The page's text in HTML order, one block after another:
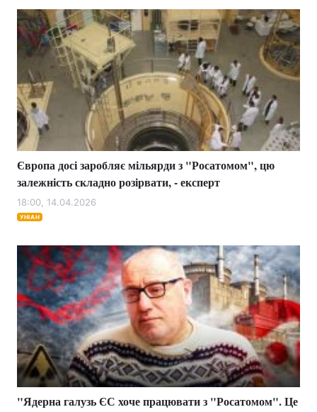
Європа досі заробляє мільярди з "Росатомом", цю
залежність складно розірвати, - експерт
18:00, 14.04.2026
УНІАН
"Ядерна галузь ЄС хоче працювати з "Росатомом". Це